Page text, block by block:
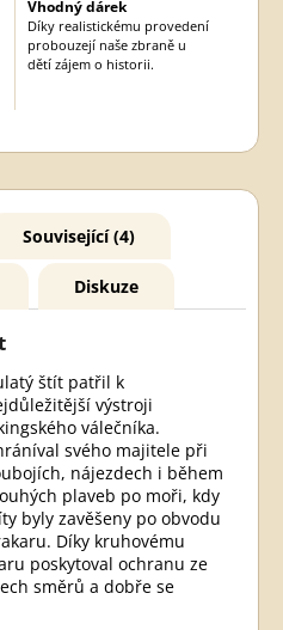
Vhodný dárek
Díky realistickému provedení
probouzejí naše zbraně u
dětí zájem o historii.
Související (4)
Diskuze
štít patřil k
výstroji
válečníka.
svého majitele při
nájezdech i během
plaveb po moři, kdy
byly zavěšeny po obvodu
Díky kruhovému
poskytoval ochranu ze
směrů a dobře se